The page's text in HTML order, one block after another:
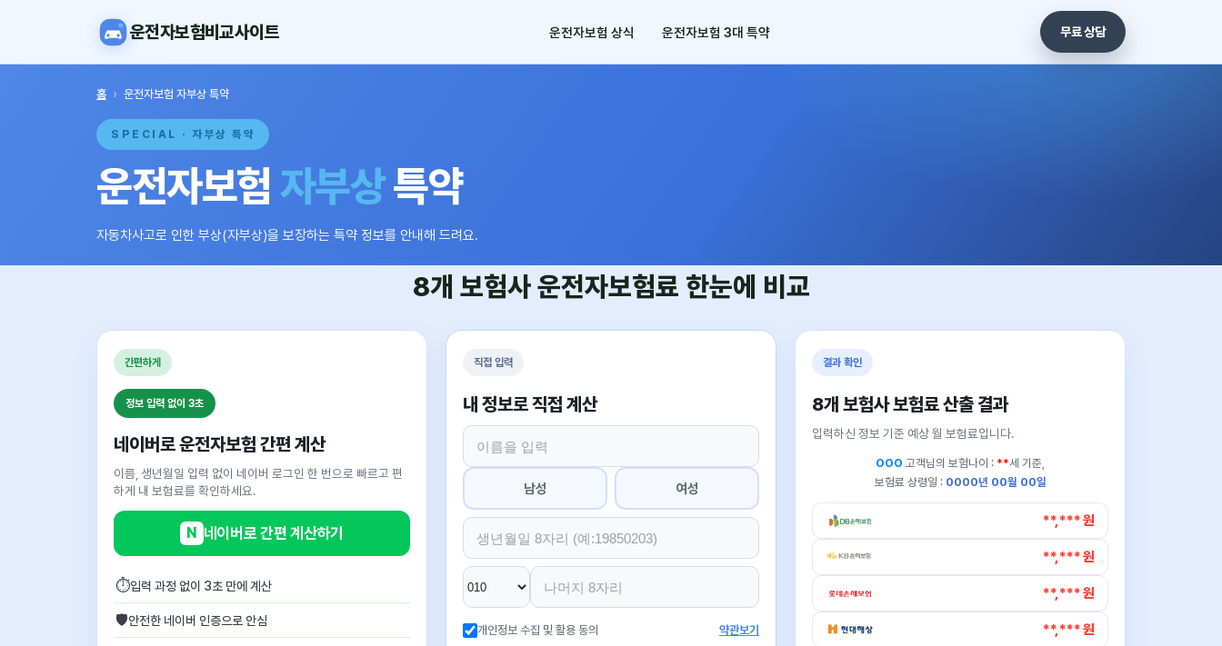
운전자보험비교사이트 운전자보험 상식 운전자보험 3대 특약 무료 상담
홈 › 운전자보험 자부상 특약
SPECIAL · 자부상 특약
운전자보험 자부상특약
자동차사고로 인한 부상(자부상)을 보장하는 특약 정보를 안내해 드려요.
8개 보험사운전자보험료 한눈에 비교
간편하게
정보 입력 없이 3초
네이버로 운전자보험 간편 계산
이름, 생년월일 입력 없이 네이버 로그인 한 번으로 빠르고 편
하게 내 보험료를 확인하세요.
N 네이버로 간편 계산하기
⏱입력 과정 없이 3초 만에 계산
🛡안전한 네이버 인증으로 안심
직접 입력
내 정보로 직접 계산
남성 여성
개인정보 수집 및 활용 동의 약관보기
결과 확인
8개 보험사 보험료 산출 결과
입력하신 정보 기준 예상 월 보험료입니다.
OOO 고객님의 보험나이 : **세 기준,
보험료 상령일 : 0000년 00월 00일
**,*** 원
**,*** 원
**,*** 원
**,*** 원